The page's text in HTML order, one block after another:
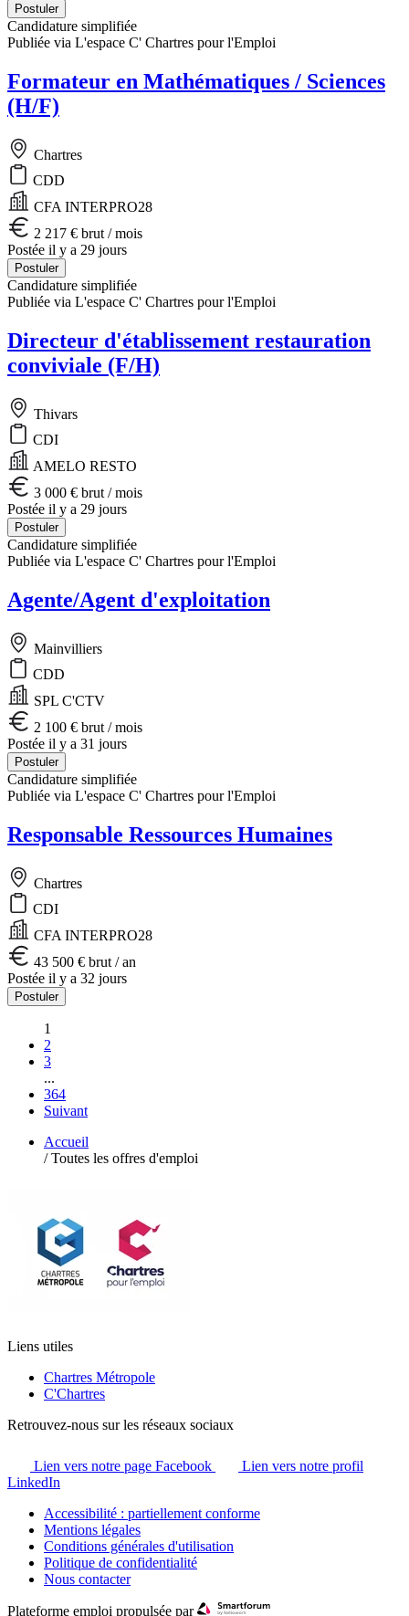
Postuler
Candidature simplifiée
Publiée via L'espace C' Chartres pour l'Emploi
Formateur en Mathématiques / Sciences
(H/F)
Chartres
CDD
CFA INTERPRO28
2 217 € brut / mois
Postée il y a 29 jours
Postuler
Candidature simplifiée
Publiée via L'espace C' Chartres pour l'Emploi
Directeur d'établissement restauration
conviviale (F/H)
Thivars
CDI
AMELO RESTO
3 000 € brut / mois
Postée il y a 29 jours
Postuler
Candidature simplifiée
Publiée via L'espace C' Chartres pour l'Emploi
Agente/Agent d'exploitation
Mainvilliers
CDD
SPL C'CTV
2 100 € brut / mois
Postée il y a 31 jours
Postuler
Candidature simplifiée
Publiée via L'espace C' Chartres pour l'Emploi
Responsable Ressources Humaines
Chartres
CDI
CFA INTERPRO28
43 500 € brut / an
Postée il y a 32 jours
Postuler
1
2
3
...
364
Suivant
Accueil
/ Toutes les offres d'emploi
Liens utiles
Chartres Métropole
C'Chartres
Retrouvez-nous sur les réseaux sociaux
Lien vers notre page Facebook
Lien vers notre profil
LinkedIn
Accessibilité : partiellement conforme
Mentions légales
Conditions générales d'utilisation
Politique de confidentialité
Nous contacter
Plateforme emploi propulsée par